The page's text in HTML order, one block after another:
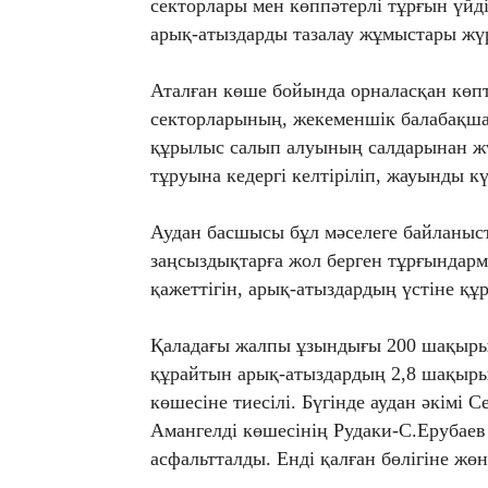
секторлары мен көппәтерлі тұрғын
арық-атыздарды тазалау жұмыстары
Аталған көше бойында орналасқан
секторларының, жекеменшік
құрылыс салып алуының салдарынан
тұруына кедергі келтіріліп, жауынды
Аудан басшысы бұл мәселеге
заңсыздықтарға жол берген
қажеттігін, арық-атыздардың үстіне
Қаладағы жалпы ұзындығы 200
құрайтын арық-атыздардың 2,8
көшесіне тиесілі. Бүгінде аудан
Амангелді көшесінің Рудаки-
асфальтталды. Енді қалған бөлігіне